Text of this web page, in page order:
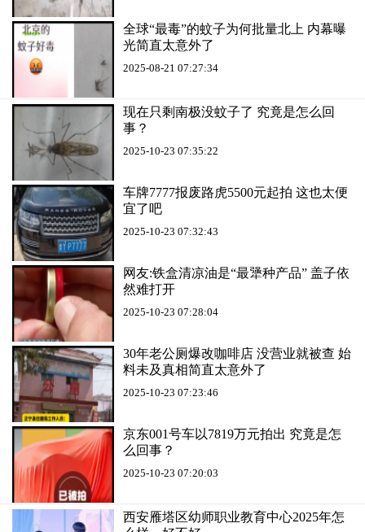
全球“最毒”的蚊子为何批量北上 内幕曝
光简直太意外了
2025-08-21 07:27:34
现在只剩南极没蚊子了 究竟是怎么回
事？
2025-10-23 07:35:22
车牌7777报废路虎5500元起拍 这也太便
宜了吧
2025-10-23 07:32:43
网友:铁盒清凉油是“最犟种产品” 盖子依
然难打开
2025-10-23 07:28:04
30年老公厕爆改咖啡店 没营业就被查 始
料未及真相简直太意外了
2025-10-23 07:23:46
京东001号车以7819万元拍出 究竟是怎
么回事？
2025-10-23 07:20:03
西安雁塔区幼师职业教育中心2025年怎